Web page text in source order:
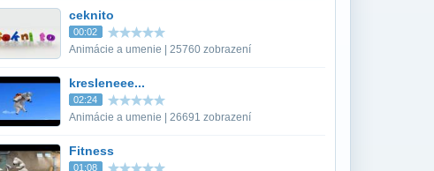
ceknito
00:02
Animácie a umenie | 25760 zobrazení
kresleneee...
02:24
Animácie a umenie | 26691 zobrazení
Fitness
01:08